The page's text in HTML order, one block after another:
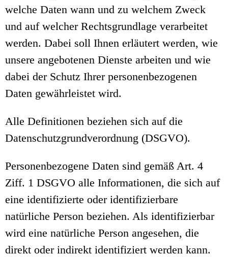
welche Daten wann und zu welchem Zweck
und auf welcher Rechtsgrundlage verarbeitet
werden. Dabei soll Ihnen erläutert werden, wie
unsere angebotenen Dienste arbeiten und wie
dabei der Schutz Ihrer personenbezogenen
Daten gewährleistet wird.
Alle Definitionen beziehen sich auf die
Datenschutzgrundverordnung (DSGVO).
Personenbezogene Daten sind gemäß Art. 4
Ziff. 1 DSGVO alle Informationen, die sich auf
eine identifizierte oder identifizierbare
natürliche Person beziehen. Als identifizierbar
wird eine natürliche Person angesehen, die
direkt oder indirekt identifiziert werden kann.